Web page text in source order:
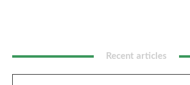
Recent articles